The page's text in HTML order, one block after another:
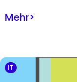
Mehr>
IT